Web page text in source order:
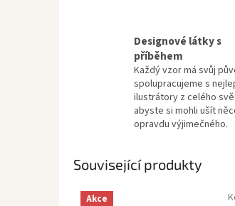
Designové látky s
příběhem
Každý vzor má svůj
spolupracujeme s
ilustrátory z celého
abyste si mohli ušít
opravdu výjimečného.
Související produkty
Akce